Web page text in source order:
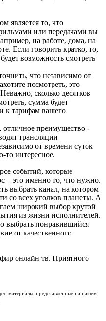
является то, что
или передачами вы
на работе, дома, на
Если говорить кратко, то,
возможность смотреть
что независимо от
посмотреть, это
сколько десятков
сумма будет
к тарифам вашего
отличное преимущество -
трансляции
от времени суток
то интересное.
событий, которые
– это именно то, что нужно.
выбрать канал, на котором
со всех уголков планеты. А
широкий выбор крутой
из жизни исполнителей.
выбрать понравившийся
от качественного
онлайн тв. Приятного
материалы, представленные на нашем